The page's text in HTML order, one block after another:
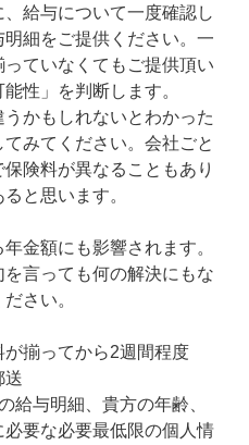
給与について一度確認し
細をご提供ください。一
ていなくてもご提供頂い
性」を判断します。
かもしれないとわかった
みてください。会社ごと
険料が異なることもあり
と思います。
金額にも影響されます。
言っても何の解決にもな
さい。
揃ってから2週間程度
送
給与明細、貴方の年齢、
要な必要最低限の個人情